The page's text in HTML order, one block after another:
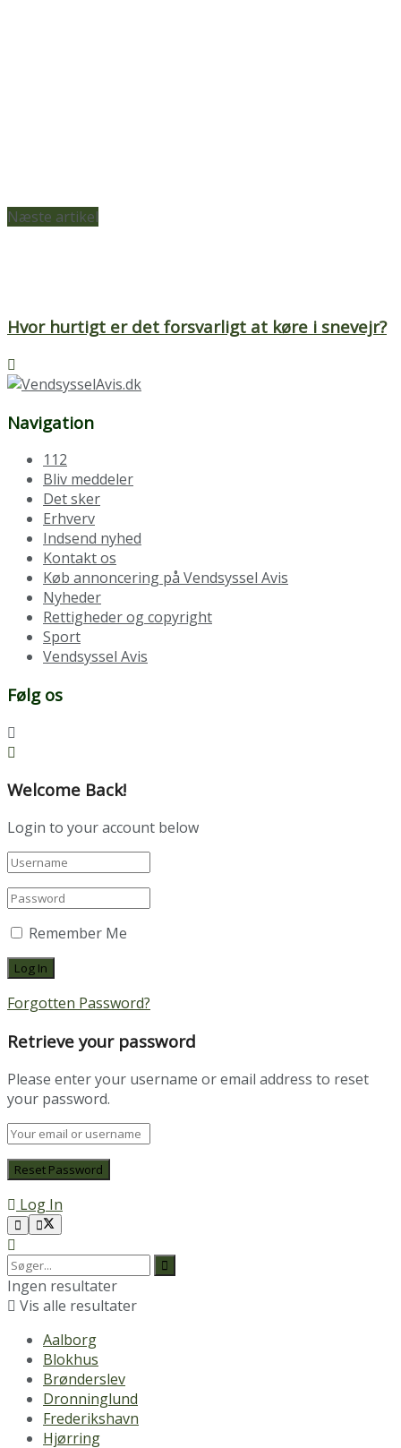
Næste artikel
Hvor hurtigt er det forsvarligt at køre i snevejr?
Navigation
112
Bliv meddeler
Det sker
Erhverv
Indsend nyhed
Kontakt os
Køb annoncering på Vendsyssel Avis
Nyheder
Rettigheder og copyright
Sport
Vendsyssel Avis
Følg os
Welcome Back!
Login to your account below
Remember Me
Forgotten Password?
Retrieve your password
Please enter your username or email address to reset
your password.
Log In
Ingen resultater
Vis alle resultater
Aalborg
Blokhus
Brønderslev
Dronninglund
Frederikshavn
Hjørring